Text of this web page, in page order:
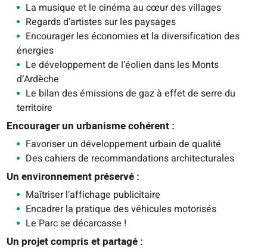
La musique et le cinéma au cœur des villages
Regards d’artistes sur les paysages
Encourager les économies et la diversification des
énergies
Le développement de l’éolien dans les Monts
d’Ardèche
Le bilan des émissions de gaz à effet de serre du
territoire
Encourager un urbanisme cohérent :
Favoriser un développement urbain de qualité
Des cahiers de recommandations architecturales
Un environnement préservé :
Maîtriser l’affichage publicitaire
Encadrer la pratique des véhicules motorisés
Le Parc se décarcasse !
Un projet compris et partagé :